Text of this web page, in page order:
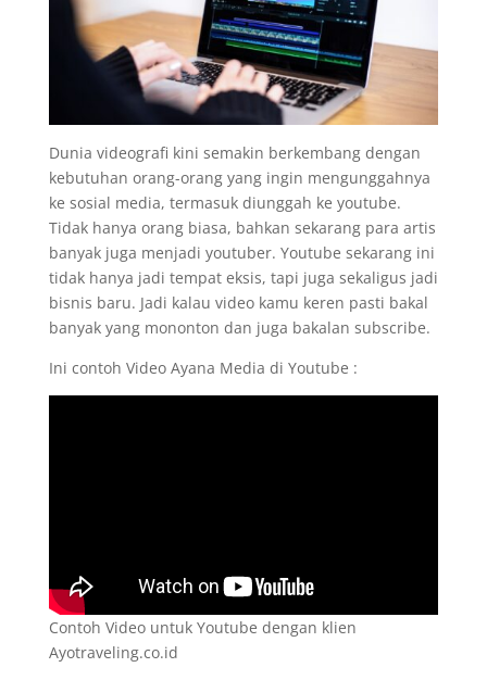
Dunia videografi kini semakin berkembang dengan
kebutuhan orang-orang yang ingin mengunggahnya
ke sosial media, termasuk diunggah ke youtube.
Tidak hanya orang biasa, bahkan sekarang para artis
banyak juga menjadi youtuber. Youtube sekarang ini
tidak hanya jadi tempat eksis, tapi juga sekaligus jadi
bisnis baru. Jadi kalau video kamu keren pasti bakal
banyak yang mononton dan juga bakalan subscribe.
Ini contoh Video Ayana Media di Youtube :
Contoh Video untuk Youtube dengan klien
Ayotraveling.co.id